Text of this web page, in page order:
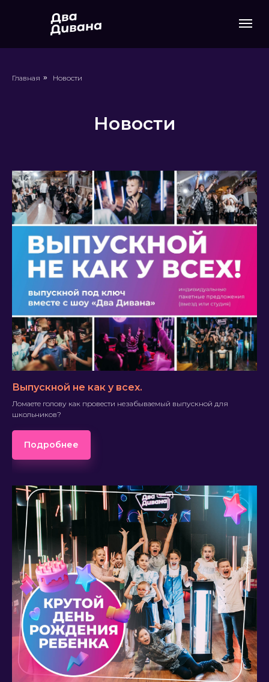
Главная » Новости
Новости
Выпускной не как у всех.
Ломаете голову как провести незабываемый выпускной для
школьников?
Подробнее